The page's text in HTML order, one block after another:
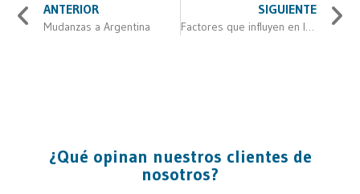
ANTERIOR
Mudanzas a Argentina
SIGUIENTE
Factores que influyen en los precios de mudanzas
¿Qué opinan nuestros clientes de
nosotros?